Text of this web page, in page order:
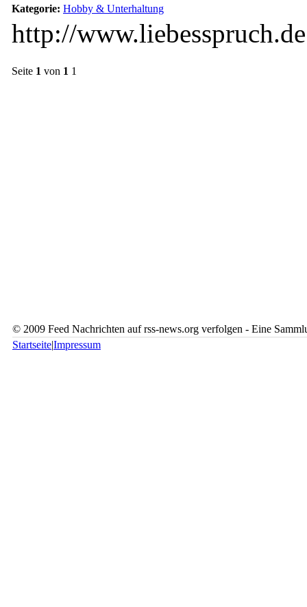
Kategorie: Hobby & Unterhaltung
http://www.liebesspruch.de
Seite 1 von 1 1
© 2009 Feed Nachrichten auf rss-news.org verfolgen - Eine
Startseite|Impressum